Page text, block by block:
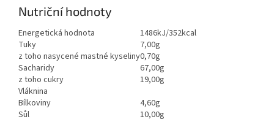
Nutriční hodnoty
Energetická hodnota
1486kJ/352kcal
Tuky
7,00g
z toho nasycené mastné kyseliny0,70g
Sacharidy
67,00g
z toho cukry
19,00g
Vláknina
Bílkoviny
4,60g
Sůl
10,00g